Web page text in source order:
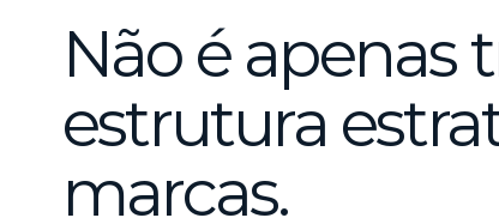
Não é apenas
estrutura
marcas.